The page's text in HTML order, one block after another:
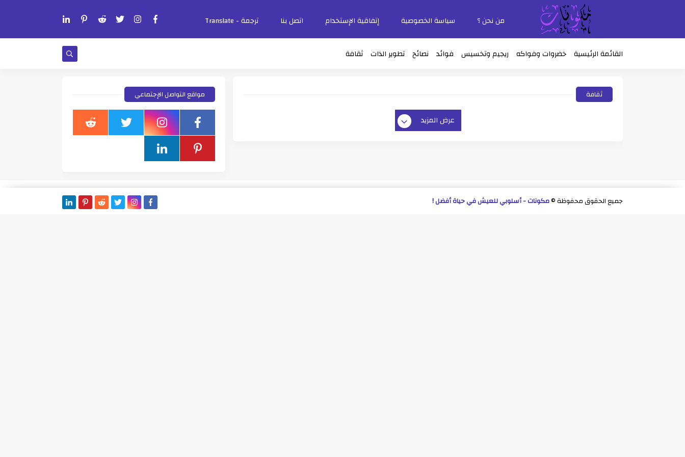
من نحن ؟ سياسة الخصوصية إتفاقية الإستخدام اتصل بنا ترجمة - Translate
القائمة الرئيسية خضروات وفواكه ريجيم وتخسيس فوائد نصائح تطوير الذات ثقافة
ثقافة
عرض المزيد
مواقع التواصل الإجتماعي
جميع الحقوق محفوظة ©مكونات - أسلوبي للعيش في حياة أفضل !